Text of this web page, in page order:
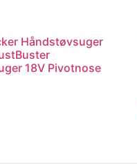
Håndstøvsuger
18V Pivotnose